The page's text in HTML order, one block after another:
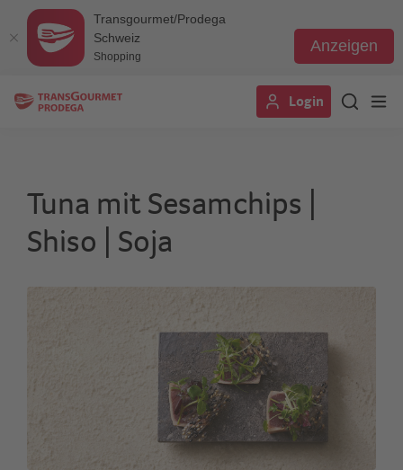
Transgourmet/Prodega
Schweiz
Shopping
Anzeigen
Login
Tuna mit Sesamchips |
Shiso | Soja